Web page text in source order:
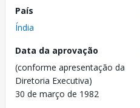
País
Índia
Data da aprovação
(conforme apresentação da
Diretoria Executiva)
30 de março de 1982